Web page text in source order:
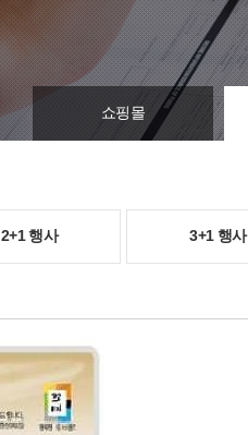
쇼핑몰
2+1 행사 3+1 행사